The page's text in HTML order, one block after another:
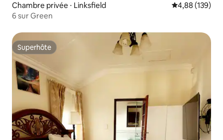
Chambre privée ⋅ Linksfield Évaluation
4,88 (139)
6 sur Green
Superhôte
Superhôte